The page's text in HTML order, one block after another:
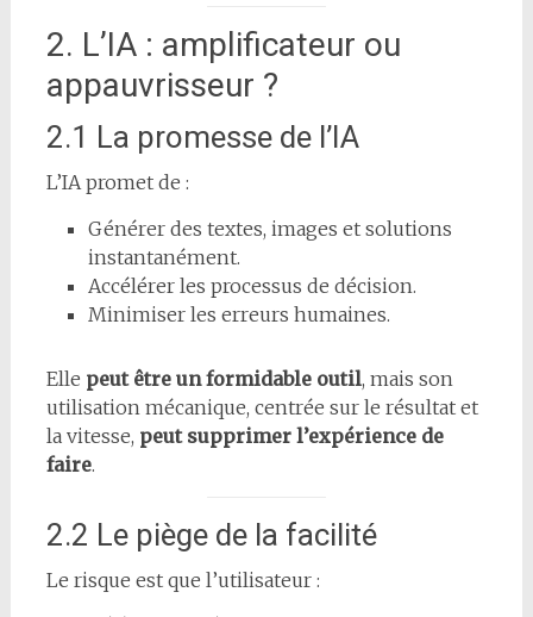
2. L’IA : amplificateur ou
appauvrisseur ?
2.1 La promesse de l’IA
L’IA promet de :
Générer des textes, images et solutions
instantanément.
Accélérer les processus de décision.
Minimiser les erreurs humaines.
Elle peut être un formidable outil, mais son
utilisation mécanique, centrée sur le résultat et
la vitesse, peut supprimer l’expérience de
faire.
2.2 Le piège de la facilité
Le risque est que l’utilisateur :